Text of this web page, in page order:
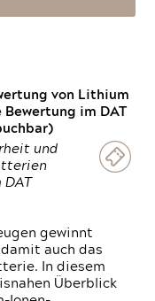
von Lithium
Bewertung im DAT
und
gewinnt
auch das
In diesem
Überblick